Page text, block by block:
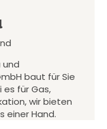
und
baut für Sie
es für Gas,
wir bieten
einer Hand.